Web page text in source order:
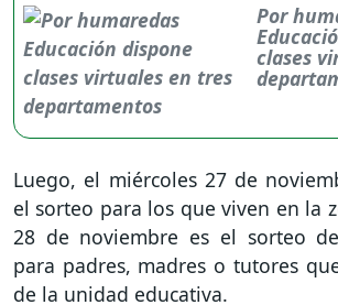
Por
clases
Luego, el miércoles 27 de
el sorteo para los que viven en la
28 de noviembre es el sorteo
para padres, madres o tutores
de la unidad educativa.